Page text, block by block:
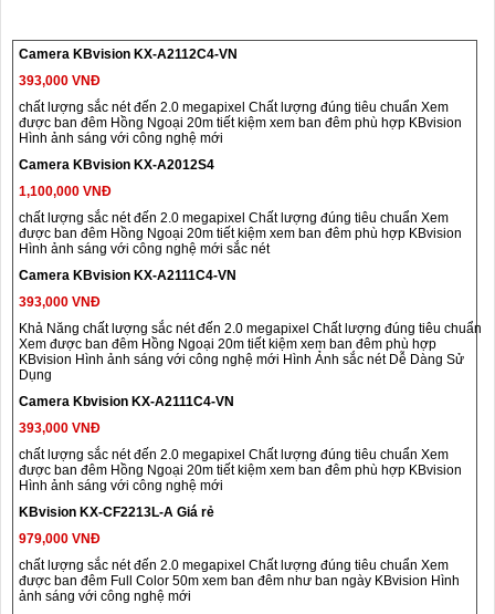
Camera KBvision KX-A2112C4-VN
393,000 VNĐ
chất lượng sắc nét đến 2.0 megapixel Chất lượng đúng tiêu chuẩn Xem
được ban đêm Hồng Ngoại 20m tiết kiệm xem ban đêm phù hợp KBvision
Hình ảnh sáng với công nghệ mới
Camera KBvision KX-A2012S4
1,100,000 VNĐ
chất lượng sắc nét đến 2.0 megapixel Chất lượng đúng tiêu chuẩn Xem
được ban đêm Hồng Ngoại 20m tiết kiệm xem ban đêm phù hợp KBvision
Hình ảnh sáng với công nghệ mới sắc nét
Camera KBvision KX-A2111C4-VN
393,000 VNĐ
Khả Năng chất lượng sắc nét đến 2.0 megapixel Chất lượng đúng tiêu chuẩn
Xem được ban đêm Hồng Ngoại 20m tiết kiệm xem ban đêm phù hợp
KBvision Hình ảnh sáng với công nghệ mới Hình Ảnh sắc nét Dễ Dàng Sử
Dụng
Camera Kbvision KX-A2111C4-VN
393,000 VNĐ
chất lượng sắc nét đến 2.0 megapixel Chất lượng đúng tiêu chuẩn Xem
được ban đêm Hồng Ngoại 20m tiết kiệm xem ban đêm phù hợp KBvision
Hình ảnh sáng với công nghệ mới
KBvision KX-CF2213L-A Giá rẻ
979,000 VNĐ
chất lượng sắc nét đến 2.0 megapixel Chất lượng đúng tiêu chuẩn Xem
được ban đêm Full Color 50m xem ban đêm như ban ngày KBvision Hình
ảnh sáng với công nghệ mới